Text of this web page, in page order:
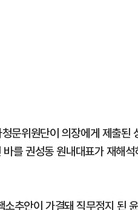
문위원단이 의장에게 제출
를 권성동 원내대표가 재해
추안이 가결돼 직무정지 된